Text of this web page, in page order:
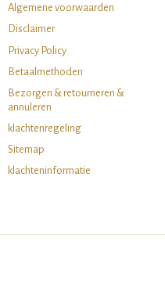
Algemene voorwaarden
Disclaimer
Privacy Policy
Betaalmethoden
Bezorgen & retourneren &
annuleren
klachtenregeling
Sitemap
klachteninformatie